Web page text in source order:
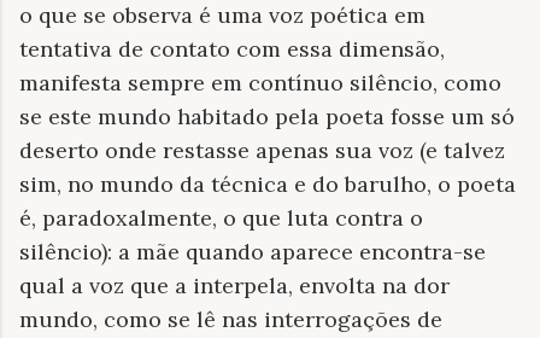
o que se observa é uma voz poética em
tentativa de contato com essa dimensão,
manifesta sempre em contínuo silêncio, como
se este mundo habitado pela poeta fosse um só
deserto onde restasse apenas sua voz (e talvez
sim, no mundo da técnica e do barulho, o poeta
é, paradoxalmente, o que luta contra o
silêncio): a mãe quando aparece encontra-se
qual a voz que a interpela, envolta na dor
mundo, como se lê nas interrogações de